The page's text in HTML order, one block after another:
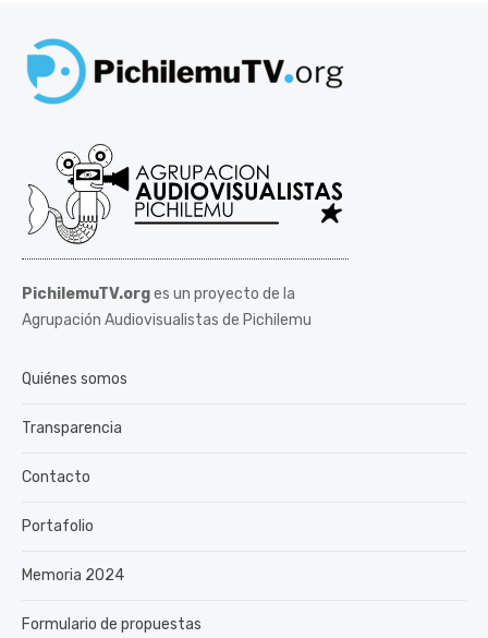
PichilemuTV.orges un proyecto de la
Agrupación Audiovisualistas de Pichilemu
Quiénes somos
Transparencia
Contacto
Portafolio
Memoria 2024
Formulario de propuestas